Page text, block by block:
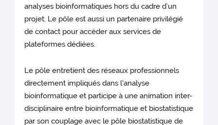
analyses bioinformatiques hors du cadre d’un
projet. Le pôle est aussi un partenaire privilégié
de contact pour accéder aux services de
plateformes dédiées.
Le pôle entretient des réseaux professionnels
directement impliqués dans l'analyse
bioinformatique et participe à une animation inter-
disciplinaire entre bioinformatique et biostatistique
par son couplage avec le pôle biostatistique de